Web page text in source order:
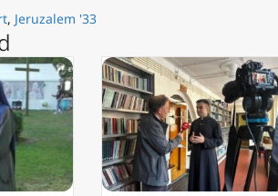
, Jeruzalem '33